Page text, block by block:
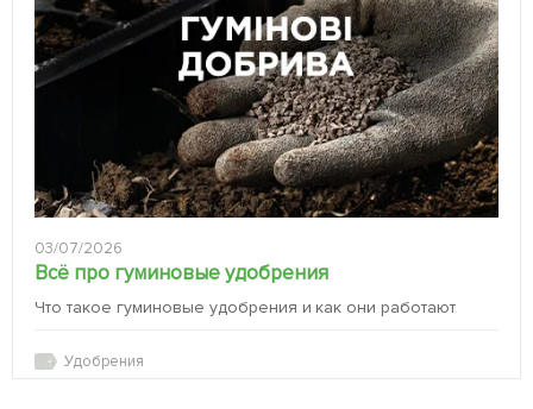
03/07/2026
Всё про гуминовые удобрения
Что такое гуминовые удобрения и как они работают
Удобрения